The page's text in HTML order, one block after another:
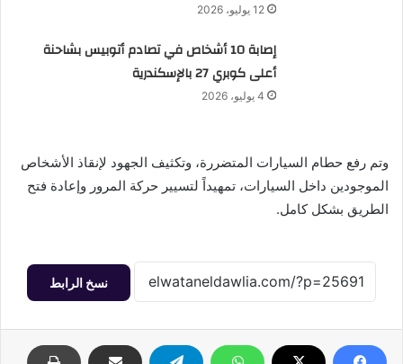
12 يوليو، 2026
إصابة 10 أشخاص في تصادم أتوبيس بشاحنة
أعلى كوبري 27 بالإسكندرية
4 يوليو، 2026
وتم رفع حطام السيارات المتضررة، وتكثيف الجهود لإنقاذ الأشخاص
الموجودين داخل السيارات، تمهيداً لتسيير حركة المرور وإعادة فتح
الطريق بشكل كامل.
نسخ الرابط